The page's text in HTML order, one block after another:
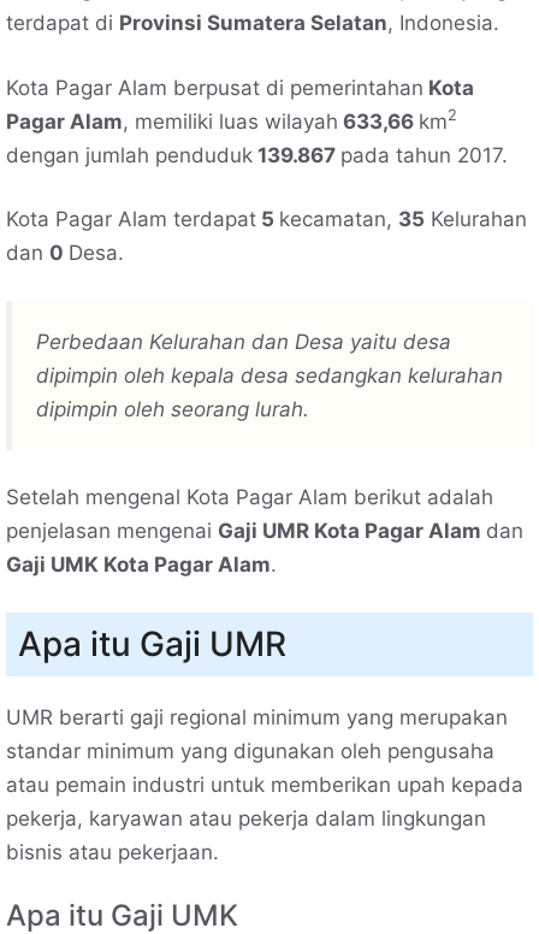
terdapat di Provinsi Sumatera Selatan, Indonesia.
Kota Pagar Alam berpusat di pemerintahan Kota
Pagar Alam, memiliki luas wilayah 633,66 km2
dengan jumlah penduduk 139.867 pada tahun 2017.
Kota Pagar Alam terdapat 5 kecamatan, 35 Kelurahan
dan 0 Desa.
Perbedaan Kelurahan dan Desa yaitu desa
dipimpin oleh kepala desa sedangkan kelurahan
dipimpin oleh seorang lurah.
Setelah mengenal Kota Pagar Alam berikut adalah
penjelasan mengenai Gaji UMR Kota Pagar Alam dan
Gaji UMK Kota Pagar Alam.
Apa itu Gaji UMR
UMR berarti gaji regional minimum yang merupakan
standar minimum yang digunakan oleh pengusaha
atau pemain industri untuk memberikan upah kepada
pekerja, karyawan atau pekerja dalam lingkungan
bisnis atau pekerjaan.
Apa itu Gaji UMK